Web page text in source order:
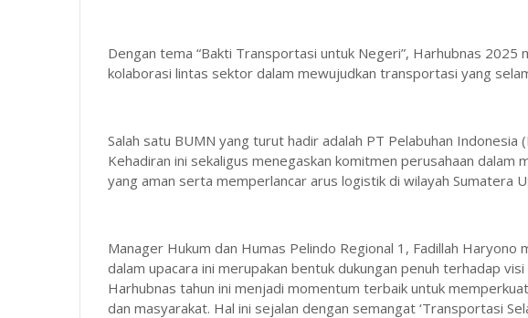
Dengan tema “Bakti Transportasi untuk Negeri”, Harhubnas 2025
kolaborasi lintas sektor dalam mewujudkan transportasi yang
Salah satu BUMN yang turut hadir adalah PT Pelabuhan Indonesia
Kehadiran ini sekaligus menegaskan komitmen perusahaan dalam
yang aman serta memperlancar arus logistik di wilayah Sumatera
Manager Hukum dan Humas Pelindo Regional 1, Fadillah Haryono
dalam upacara ini merupakan bentuk dukungan penuh terhadap
Harhubnas tahun ini menjadi momentum terbaik untuk
dan masyarakat. Hal ini sejalan dengan semangat ‘Transportasi